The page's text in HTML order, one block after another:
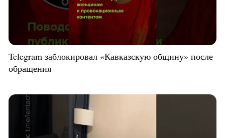
Telegram заблокировал «Кавказскую общину» после
обращения